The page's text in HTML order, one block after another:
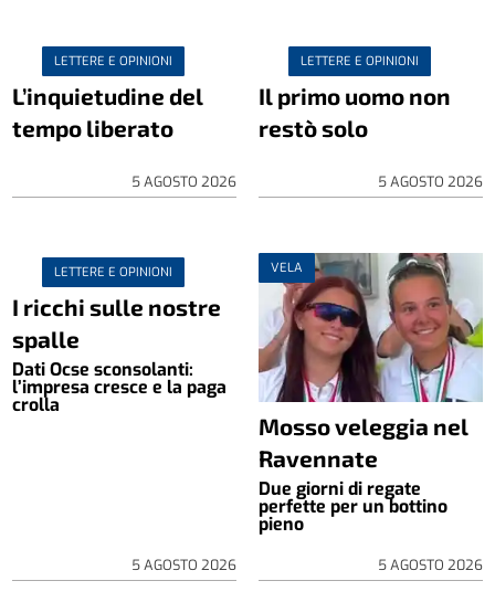
LETTERE E OPINIONI
L’inquietudine del
tempo liberato
5 AGOSTO 2026
LETTERE E OPINIONI
Il primo uomo non
restò solo
5 AGOSTO 2026
LETTERE E OPINIONI
I ricchi sulle nostre
spalle
Dati Ocse sconsolanti:
l’impresa cresce e la paga
crolla
5 AGOSTO 2026
VELA
Mosso veleggia nel
Ravennate
Due giorni di regate
perfette per un bottino
pieno
5 AGOSTO 2026